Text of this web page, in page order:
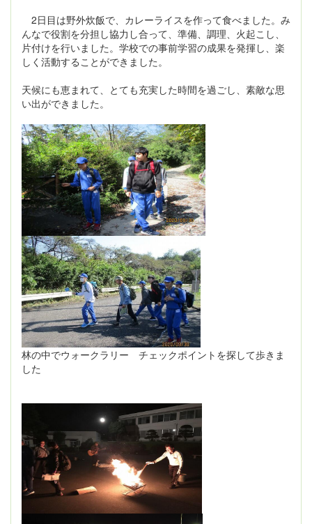
2日目は野外炊飯で、カレーライスを作って食べました。み
んなで役割を分担し協力し合って、準備、調理、火起こし、
片付けを行いました。学校での事前学習の成果を発揮し、楽
しく活動することができました。
天候にも恵まれて、とても充実した時間を過ごし、素敵な思
い出ができました。
林の中でウォークラリー チェックポイントを探して歩きま
した